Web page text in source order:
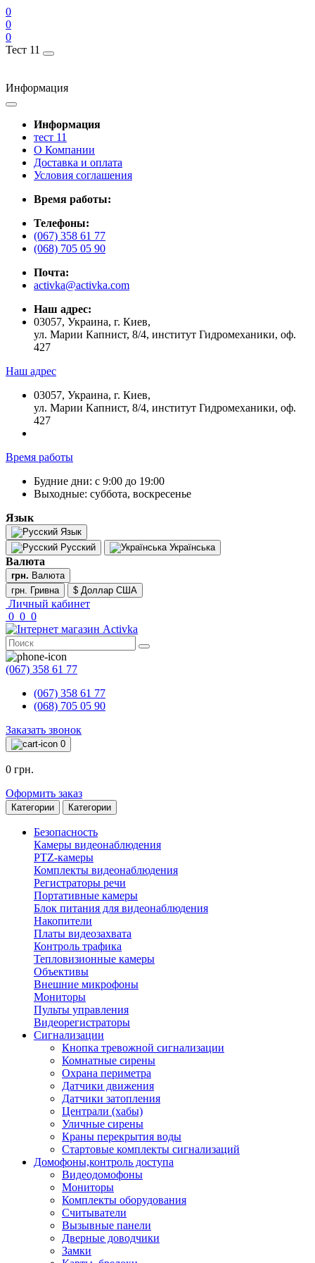
0
0
0
Тест 11
Информация
Информация
тест 11
О Компании
Доставка и оплата
Условия соглашения
Время работы:
Телефоны:
(067) 358 61 77
(068) 705 05 90
Почта:
activka@activka.com
Наш адрес:
03057, Украина, г. Киев,
ул. Марии Капнист, 8/4, институт Гидромеханики, оф.
427
Наш адрес
03057, Украина, г. Киев,
ул. Марии Капнист, 8/4, институт Гидромеханики, оф.
427
Время работы
Будние дни: с 9:00 до 19:00
Выходные: суббота, воскресенье
Язык
Язык
Русский
Українська
Валюта
грн. Валюта
грн. Гривна
$ Доллар США
Личный кабинет
0 0 0
(067) 358 61 77
(067) 358 61 77
(068) 705 05 90
Заказать звонок
0
0 грн.
Оформить заказ
Категории Категории
Безопасность
Камеры видеонаблюдения
PTZ-камеры
Комплекты видеонаблюдения
Регистраторы речи
Портативные камеры
Блок питания для видеонаблюдения
Накопители
Платы видеозахвата
Контроль трафика
Тепловизионные камеры
Объективы
Внешние микрофоны
Мониторы
Пульты управления
Видеорегистраторы
Сигнализации
Кнопка тревожной сигнализации
Комнатные сирены
Охрана периметра
Датчики движения
Датчики затопления
Централи (хабы)
Уличные сирены
Краны перекрытия воды
Стартовые комплекты сигнализаций
Домофоны,контроль доступа
Видеодомофоны
Мониторы
Комплекты оборудования
Считыватели
Вызывные панели
Дверные доводчики
Замки